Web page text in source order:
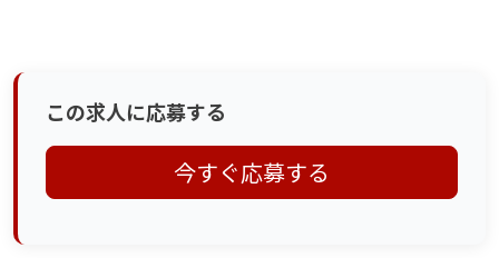
この求人に応募する
今すぐ応募する